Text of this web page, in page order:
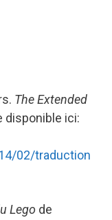
The Extended
disponible ici:
02/traduction
Lego de